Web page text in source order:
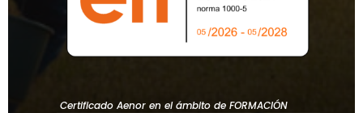
Certificado Aenor en el ámbito de FORMACIÓN